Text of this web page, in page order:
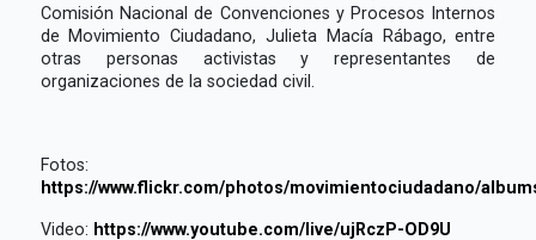
Comisión Nacional de Convenciones y Procesos Internos
de Movimiento Ciudadano, Julieta Macía Rábago, entre
otras personas activistas y representantes de
organizaciones de la sociedad civil.
Fotos:
https://www.flickr.com/photos/movimientociudadano/
Video: https://www.youtube.com/live/ujRczP-OD9U